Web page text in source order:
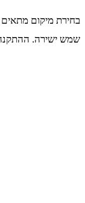
בחירת מיקום
שמש ישירה.